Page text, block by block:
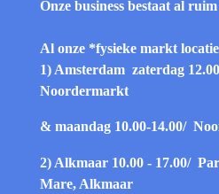
Onze business bestaat al
Al onze *fysieke markt
1) Amsterdam zaterdag
Noordermarkt
& maandag 10.00-14.00/
2) Alkmaar 10.00 - 17.00/
Mare, Alkmaar